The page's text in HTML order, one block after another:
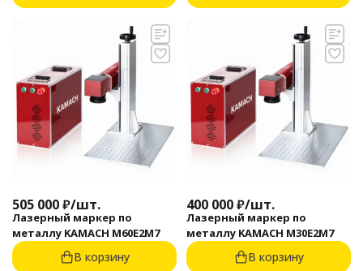
505 000₽/шт.
Лазерный маркер по
металлу KAMACH M60E2M7
В корзину
400 000₽/шт.
Лазерный маркер по
металлу KAMACH M30E2M7
В корзину